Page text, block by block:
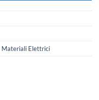
Materiali Elettrici